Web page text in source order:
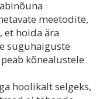
meetodite,
et hoida ära
suguhaiguste
kõnealustele
hoolikalt selgeks,